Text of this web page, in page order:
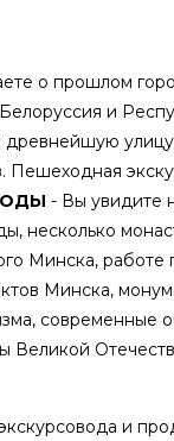
о прошлом
и
- Вы увидите
несколько
Минска, работе
Минска,
Великой
и